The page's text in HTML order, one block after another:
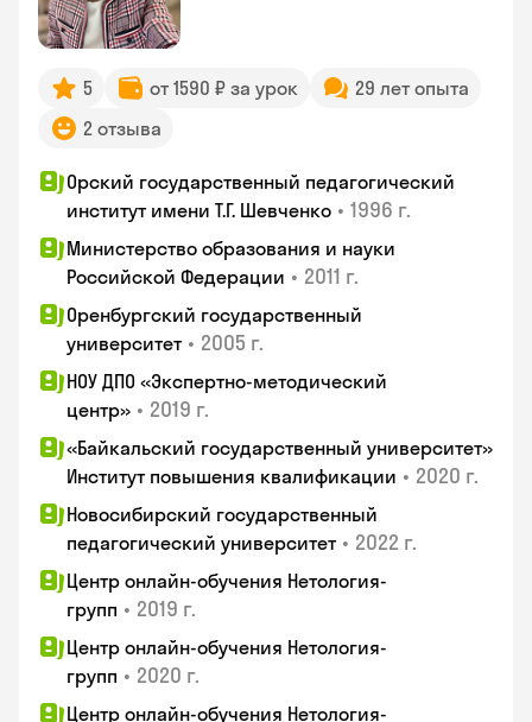
5 от 1590 ₽ за урок
29 лет опыта
2 отзыва
Орский государственный педагогический
институт имени Т.Г. Шевченко • 1996 г.
Министерство образования и науки
Российской Федерации • 2011 г.
Оренбургский государственный
университет • 2005 г.
НОУ ДПО «Экспертно-методический
центр» • 2019 г.
«Байкальский государственный университет»
Институт повышения квалификации • 2020 г.
Новосибирский государственный
педагогический университет • 2022 г.
Центр онлайн-обучения Нетология-
групп • 2019 г.
Центр онлайн-обучения Нетология-
групп • 2020 г.
Центр онлайн-обучения Нетология-